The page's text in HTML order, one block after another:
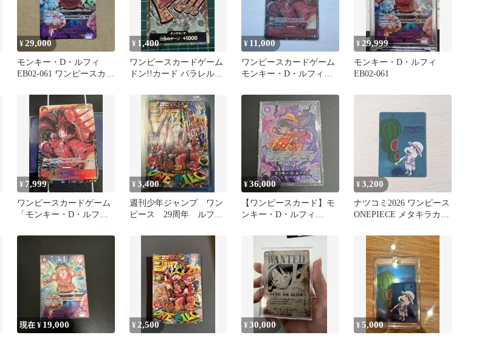
¥29,000
モンキー・D・ルフィ
EB02-061 ワンピースカー
¥ 1,400
ワンピースカードゲーム
ドン!!カード パラレル
¥ 11,000
ワンピースカードゲーム
モンキー・D・ルフィ
¥ 29,999
モンキー・D・ルフィ
EB02-061
¥ 7,999
ワンピースカードゲーム
「モンキー・D・ルフ
レル
¥3,400
週刊少年ジャンプ ワン
ピース 29周年 ルフ
リンク 付き
¥36,000
【ワンピースカード】モ
ンキー・D・ルフィ
¥3,200
ナツコミ2026 ワンピース
ONEPIECE メタキラカー
現在 ¥ 19,000 ¥ 2,500 ¥30,000 ¥5,000